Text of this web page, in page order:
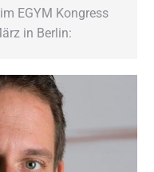
EGYM Kongress
in Berlin: